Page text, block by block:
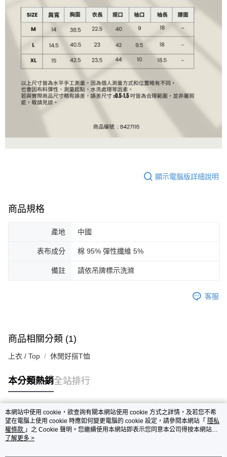
顯示電腦版詳細說明
商品規格
產地 中國
表布成分 棉 95% 彈性纖維 5%
備註 請依吊牌標示洗滌
客服
商品相關分類 (1)
上衣 / Top 休閒好搭T恤
本分類熱銷全站排行
熱門標籤
本網站中使用 cookie，欲查詢有關本網站使用 cookie 方式之詳情，及若您不希
望在電腦上使用 cookie 時應如何變更電腦的 cookie 設定，請參閱本網站「 隱私
權條款 」之 Cookie 聲明。您繼續使用本網站即表示您同意本公司得按本網站使
用條款之 Cookie 聲明使用 cookie。
了解更多 >